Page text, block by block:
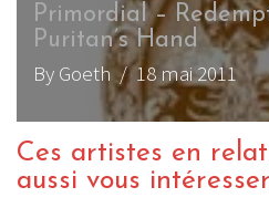
Primordial –
Puritan’s Hand
By Goeth / 18 mai 2011
Ces artistes en
aussi vous